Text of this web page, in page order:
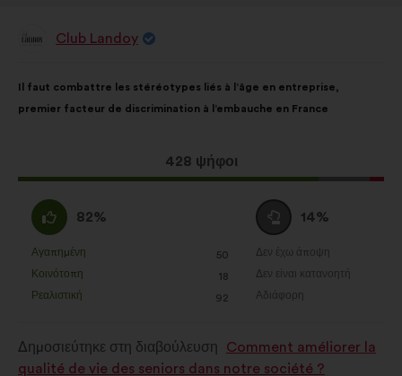
ΠρότασηClub Landoy
της
πρότασης:
Il faut combattre les stéréotypes liés à l’âge en entreprise,
premier facteur de discrimination à l’embauche en France
Η
πρόταση
428 ψήφοι
κατανομή:
Συμφωνώ
:
82%
ως
εξής:
Αγαπημένη
: 50
φορές
Κοινότοπη
: 18
φορές
Ρεαλιστική
: 92
φορές
Ουδέτερη
ψήφος
:
14%
ως
εξής:
Δεν έχω άποψη
:φορές
Δεν είναι κατανοητή
:φορές
Αδιάφορη
φορές
Δημοσιεύτηκε στη διαβούλευση
Comment améliorer la
qualité de vie des seniors dans notre société ?